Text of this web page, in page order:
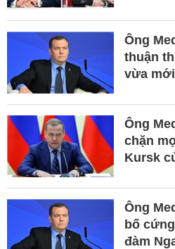
Ông
thuận
vừa
Ông
chặn
Kursk
Ông
bố
đàm